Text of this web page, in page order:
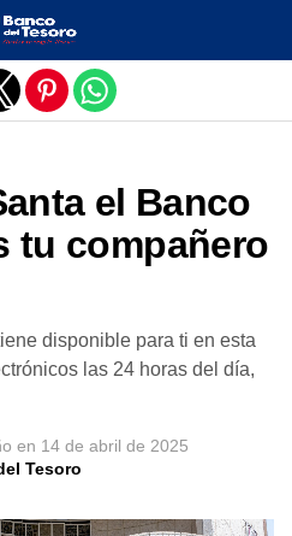
el Banco
tu compañero
disponible para ti en esta
las 24 horas del día,
en 14 de abril de 2025
Tesoro
versión móvil